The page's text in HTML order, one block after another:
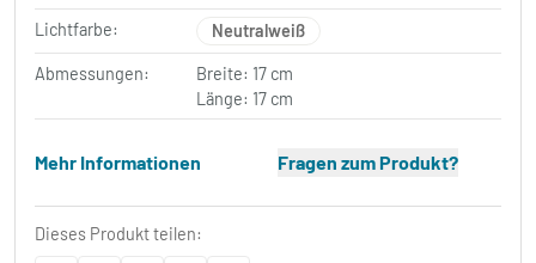
Lichtfarbe: Neutralweiß
Abmessungen:
Breite: 17 cm
Länge: 17 cm
Mehr Informationen Fragen zum Produkt?
Dieses Produkt teilen: